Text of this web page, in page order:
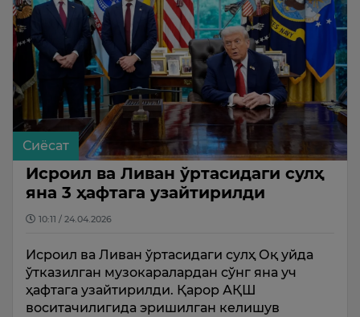
Сиёсат
Исроил ва Ливан ўртасидаги сулҳ
яна 3 ҳафтага узайтирилди
10:11 / 24.04.2026
Исроил ва Ливан ўртасидаги сулҳ Оқ уйда
ўтказилган музокаралардан сўнг яна уч
ҳафтага узайтирилди. Қарор АҚШ
воситачилигида эришилган келишув